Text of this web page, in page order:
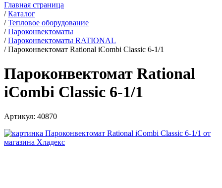
Главная страница
/Каталог
/Тепловое оборудование
/Пароконвектоматы
/Пароконвектоматы RATIONAL
/Пароконвектомат Rational iCombi Classic 6-1/1
Пароконвектомат Rational
iCombi Classic 6-1/1
Артикул: 40870